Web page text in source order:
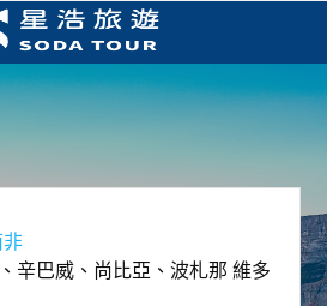
辛巴威、尚比亞、波札那 維多